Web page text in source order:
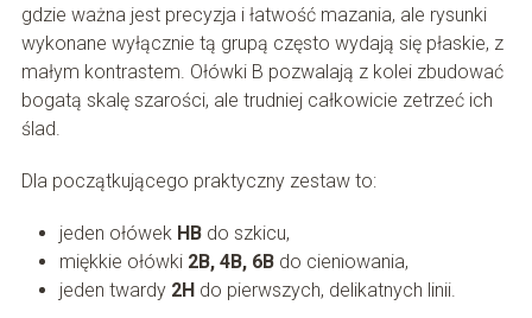
gdzie ważna jest precyzja i łatwość mazania, ale rysunki
wykonane wyłącznie tą grupą często wydają się płaskie, z
małym kontrastem. Ołówki B pozwalają z kolei zbudować
bogatą skalę szarości, ale trudniej całkowicie zetrzeć ich
ślad.
Dla początkującego praktyczny zestaw to:
jeden ołówek HBdo szkicu,
miękkie ołówki 2B, 4B, 6Bdo cieniowania,
jeden twardy 2Hdo pierwszych, delikatnych linii.